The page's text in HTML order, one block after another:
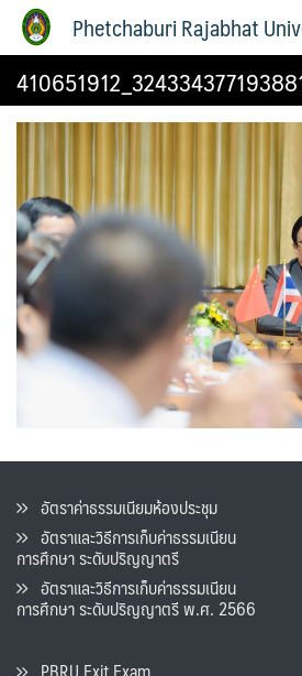
Phetchaburi Rajabhat
อัตราค่าธรรมเนียมห้องประชุม
อัตราและวิธีการเก็บค่าธรรมเนียน
การศึกษา ระดับปริญญาตรี
อัตราและวิธีการเก็บค่าธรรมเนียน
การศึกษา ระดับปริญญาตรี พ.ศ. 2566